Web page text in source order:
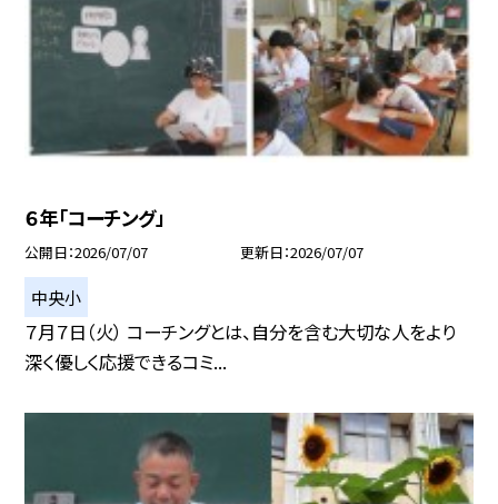
６年「コーチング」
公開日 2026/07/07 更新日 2026/07/07
中央小
７月７日（火） コーチングとは、自分を含む大切な人をより
深く優しく応援できるコミ...